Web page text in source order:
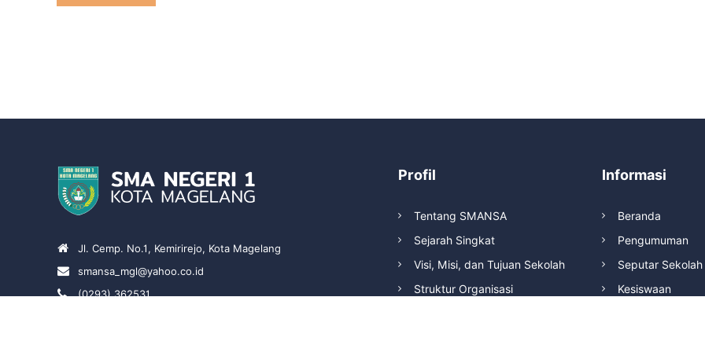
Jl. Cemp. No.1, Kemirirejo, Kota Magelang
smansa_mgl@yahoo.co.id
(0293) 362531
Profil
Tentang SMANSA
Sejarah Singkat
Visi, Misi, dan Tujuan Sekolah
Struktur Organisasi
Informasi
Beranda
Pengumuman
Seputar Sekolah
Kesiswaan